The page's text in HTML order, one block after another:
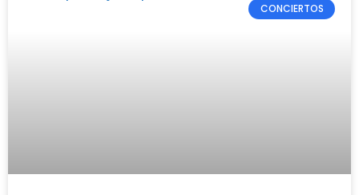
CONCIERTOS